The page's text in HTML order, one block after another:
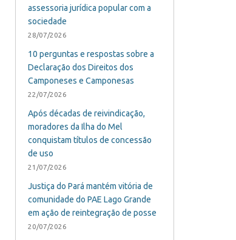
assessoria jurídica popular com a
sociedade
28/07/2026
10 perguntas e respostas sobre a
Declaração dos Direitos dos
Camponeses e Camponesas
22/07/2026
Após décadas de reivindicação,
moradores da Ilha do Mel
conquistam títulos de concessão
de uso
21/07/2026
Justiça do Pará mantém vitória de
comunidade do PAE Lago Grande
em ação de reintegração de posse
20/07/2026